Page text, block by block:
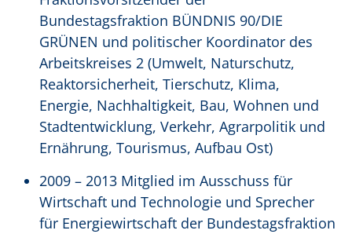
Bundestagsfraktion BÜNDNIS 90/DIE
GRÜNEN und politischer Koordinator des
Arbeitskreises 2 (Umwelt, Naturschutz,
Reaktorsicherheit, Tierschutz, Klima,
Energie, Nachhaltigkeit, Bau, Wohnen und
Stadtentwicklung, Verkehr, Agrarpolitik und
Ernährung, Tourismus, Aufbau Ost)
2009 – 2013 Mitglied im Ausschuss für
Wirtschaft und Technologie und Sprecher
für Energiewirtschaft der Bundestagsfraktion